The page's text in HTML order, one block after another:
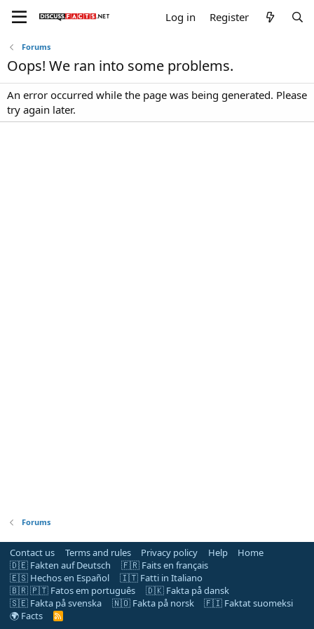
Log in Register
Forums
Oops! We ran into some problems.
An error occurred while the page was being generated. Please
try again later.
Forums
Contact us Terms and rules Privacy policy Help
Home
🇩🇪 Fakten auf Deutsch
🇫🇷 Faits en français
🇪🇸 Hechos en Español
🇮🇹 Fatti in Italiano
🇧🇷 🇵🇹 Fatos em português
🇩🇰 Fakta på dansk
🇸🇪 Fakta på svenska
🇳🇴 Fakta på norsk
🇫🇮 Faktat suomeksi
🌍 Facts
R